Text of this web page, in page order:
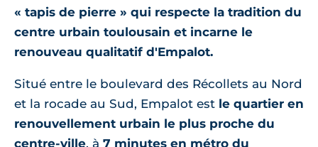
« tapis de pierre » qui respecte la tradition du
centre urbain toulousain et incarne le
renouveau qualitatif d'Empalot.
Situé entre le boulevard des Récollets au Nord
et la rocade au Sud, Empalot est le quartier en
renouvellement urbain le plus proche du
centre-ville, à 7 minutes en métro du